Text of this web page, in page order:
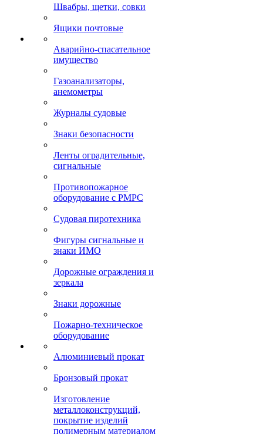
Швабры, щетки, совки
Ящики почтовые
Аварийно-спасательное
имущество
Газоанализаторы,
анемометры
Журналы судовые
Знаки безопасности
Ленты оградительные,
сигнальные
Противопожарное
оборудование с РМРС
Судовая пиротехника
Фигуры сигнальные и
знаки ИМО
Дорожные ограждения и
зеркала
Знаки дорожные
Пожарно-техническое
оборудование
Алюминиевый прокат
Бронзовый прокат
Изготовление
металлоконструкций,
покрытие изделий
полимерным материалом